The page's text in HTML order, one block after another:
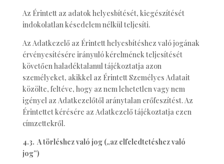
Az Érintett az adatok helyesbítését, kiegészítését
indokolatlan késedelem nélkül teljesíti.
Az Adatkezelő az Érintett helyesbítéshez való jogának
érvényesítésére irányuló kérelmének teljesítését
követően haladéktalanul tájékoztatja azon
személyeket, akikkel az Érintett Személyes Adatait
közölte, feltéve, hogy az nem lehetetlen vagy nem
igényel az Adatkezelőtől aránytalan erőfeszítést. Az
Érintettet kérésére az Adatkezelő tájékoztatja ezen
címzettekről.
4.3. A törléshez való jog („az elfeledtetéshez való
jog”)